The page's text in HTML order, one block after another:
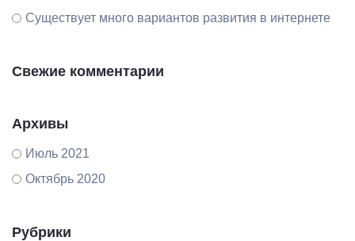
Существует много вариантов развития в интернете
Свежие комментарии
Архивы
Июль 2021
Октябрь 2020
Рубрики